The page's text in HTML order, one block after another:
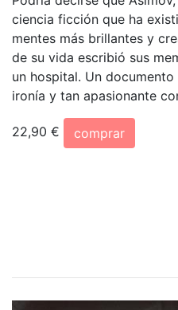
ciencia ficción que ha
mentes más brillantes y
de su vida escribió sus
un hospital. Un
ironía y tan apasionante
22,90 €
comprar